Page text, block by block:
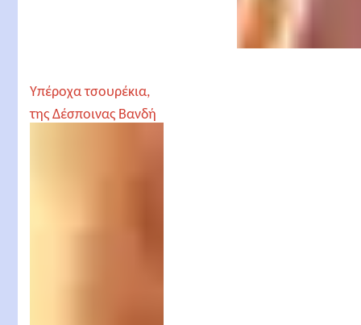
Υπέροχα τσουρέκια,
της Δέσποινας Βανδή